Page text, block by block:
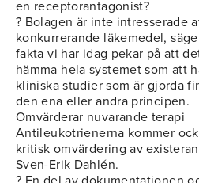
en receptorantagonist?
? Bolagen är inte intresserade
konkurrerande läkemedel,
fakta vi har idag pekar på att
hämma hela systemet som att
kliniska studier som är gjorda
den ena eller andra principen.
Omvärderar nuvarande terapi
Antileukotrienerna kommer
kritisk omvärdering av
Sven-Erik Dahlén.